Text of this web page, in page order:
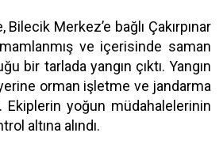
Merkez’e bağlı Çakırpınar
ve içerisinde saman
bir tarlada yangın çıktı. Yangın
orman işletme ve jandarma
yoğun müdahalelerinin
altına alındı.